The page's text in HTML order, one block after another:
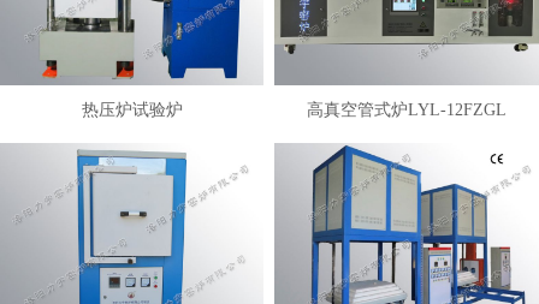
热压炉试验炉 高真空管式炉LYL-12FZGL